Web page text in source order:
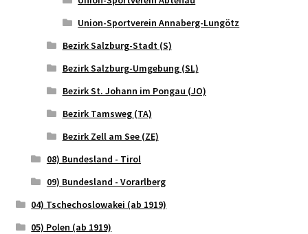
Union-Sportverein Annaberg-Lungötz
Bezirk Salzburg-Stadt (S)
Bezirk Salzburg-Umgebung (SL)
Bezirk St. Johann im Pongau (JO)
Bezirk Tamsweg (TA)
Bezirk Zell am See (ZE)
08) Bundesland - Tirol
09) Bundesland - Vorarlberg
04) Tschechoslowakei (ab 1919)
05) Polen (ab 1919)